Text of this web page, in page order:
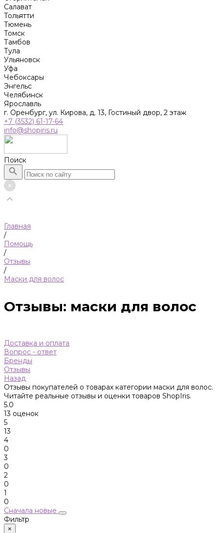
Салават
Тольятти
Тюмень
Томск
Тамбов
Тула
Ульяновск
Уфа
Чебоксары
Энгельс
Челябинск
Ярославль
г. Оренбург, ул. Кирова, д. 13, Гостиный двор, 2 этаж
+7 (3532) 61-17-64
info@shopiris.ru
Поиск
Главная
/
Помощь
/
Отзывы
/
Маски для волос
Отзывы: маски для волос
Доставка и оплата
Вопрос - ответ
Бренды
Отзывы
Назад
Отзывы покупателей о товарах категории маски для волос.
Читайте реальные отзывы и оценки товаров ShopIris.
5.0
13 оценок
5
13
4
0
3
0
2
0
1
0
Сначала новые
Фильтр
×